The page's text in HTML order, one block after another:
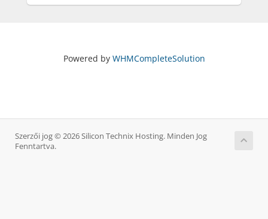
Powered by WHMCompleteSolution
Szerzői jog © 2026 Silicon Technix Hosting. Minden Jog
Fenntartva.